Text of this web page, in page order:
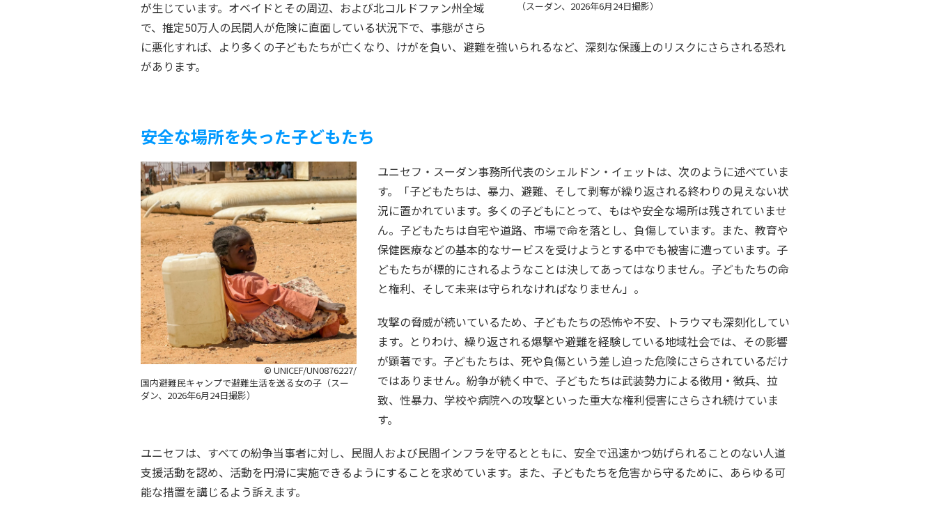
（スーダン、2026年6月24日撮影）
が生じています。オベイドとその周辺、および北コルドファン州全域
で、推定50万人の民間人が危険に直面している状況下で、事態がさら
に悪化すれば、より多くの子どもたちが亡くなり、けがを負い、避難を強いられるなど、深刻な保護上のリスクにさらされる恐れ
があります。
安全な場所を失った子どもたち
© UNICEF/UN0876227/
国内避難民キャンプで避難生活を送る女の子（スー
ダン、2026年6月24日撮影）
ユニセフ・スーダン事務所代表のシェルドン・イェットは、次のように述べていま
す。「子どもたちは、暴力、避難、そして剥奪が繰り返される終わりの見えない状
況に置かれています。多くの子どもにとって、もはや安全な場所は残されていませ
ん。子どもたちは自宅や道路、市場で命を落とし、負傷しています。また、教育や
保健医療などの基本的なサービスを受けようとする中でも被害に遭っています。子
どもたちが標的にされるようなことは決してあってはなりません。子どもたちの命
と権利、そして未来は守られなければなりません」。
攻撃の脅威が続いているため、子どもたちの恐怖や不安、トラウマも深刻化してい
ます。とりわけ、繰り返される爆撃や避難を経験している地域社会では、その影響
が顕著です。子どもたちは、死や負傷という差し迫った危険にさらされているだけ
ではありません。紛争が続く中で、子どもたちは武装勢力による徴用・徴兵、拉
致、性暴力、学校や病院への攻撃といった重大な権利侵害にさらされ続けていま
す。
ユニセフは、すべての紛争当事者に対し、民間人および民間インフラを守るとともに、安全で迅速かつ妨げられることのない人道
支援活動を認め、活動を円滑に実施できるようにすることを求めています。また、子どもたちを危害から守るために、あらゆる可
能な措置を講じるよう訴えます。